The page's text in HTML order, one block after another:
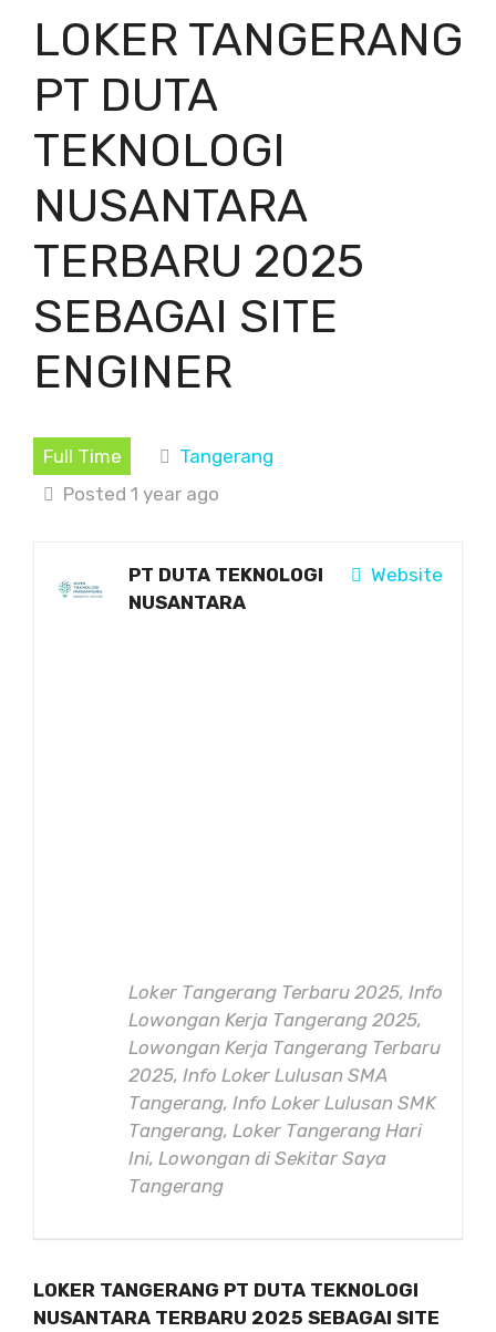
LOKER TANGERANG
PT DUTA
TEKNOLOGI
NUSANTARA
TERBARU 2025
SEBAGAI SITE
ENGINER
Full Time
Tangerang
Posted 1 year ago
Website
PT DUTA TEKNOLOGI
NUSANTARA
Loker Tangerang Terbaru 2025, Info
Lowongan Kerja Tangerang 2025,
Lowongan Kerja Tangerang Terbaru
2025, Info Loker Lulusan SMA
Tangerang, Info Loker Lulusan SMK
Tangerang, Loker Tangerang Hari
Ini, Lowongan di Sekitar Saya
Tangerang
LOKER TANGERANG PT DUTA TEKNOLOGI
NUSANTARA TERBARU 2025 SEBAGAI SITE